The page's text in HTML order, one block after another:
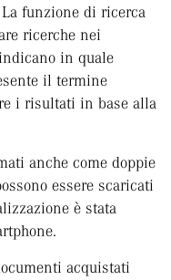
funzione di ricerca
ricerche nei
in quale
il termine
i risultati in base alla
anche come doppie
essere scaricati
è stata
acquistati